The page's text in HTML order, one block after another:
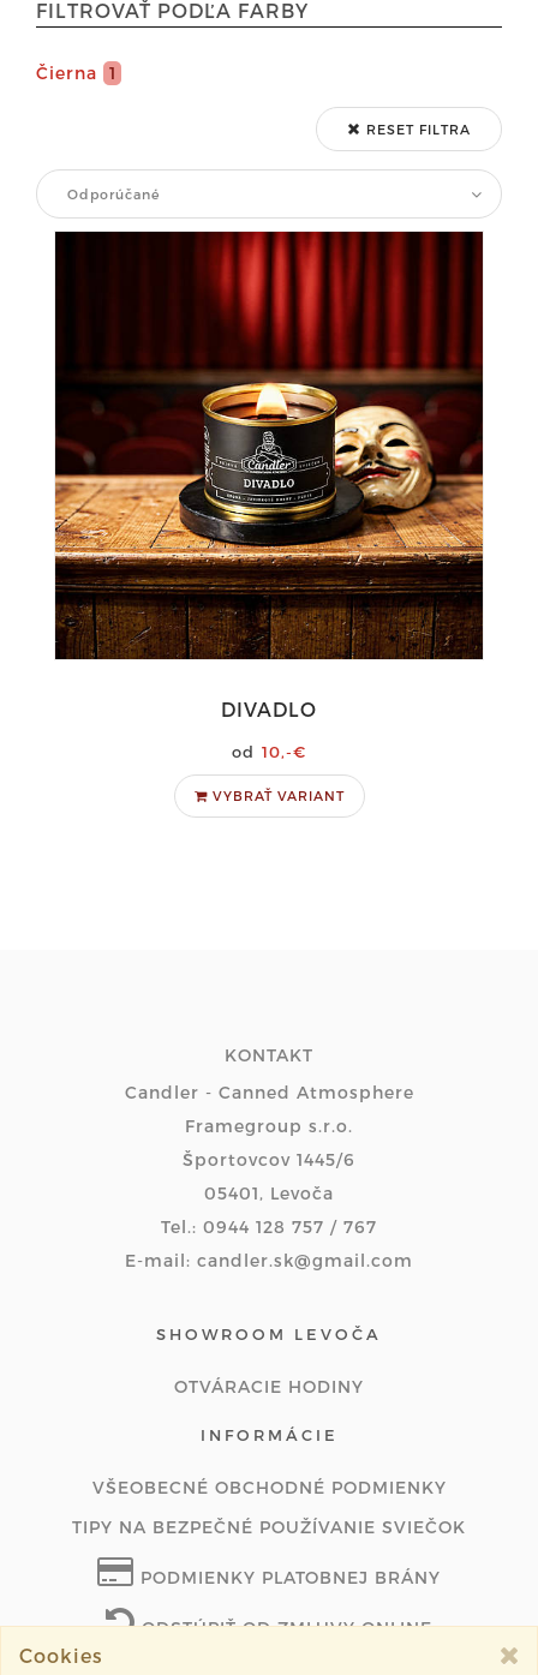
FILTROVAŤ PODĽA FARBY
Čierna 1
RESET FILTRA
Odporúčané
DIVADLO
10,-€
VYBRAŤ VARIANT
KONTAKT
Candler - Canned Atmosphere
Framegroup s.r.o.
Športovcov 1445/6
05401, Levoča
Tel.: 0944 128 757 / 767
E-mail: candler.sk@gmail.com
SHOWROOM LEVOČA
OTVÁRACIE HODINY
INFORMÁCIE
VŠEOBECNÉ OBCHODNÉ PODMIENKY
TIPY NA BEZPEČNÉ POUŽÍVANIE SVIEČOK
PODMIENKY PLATOBNEJ BRÁNY
ODSTÚPIŤ OD ZMLUVY ONLINE
Cookies